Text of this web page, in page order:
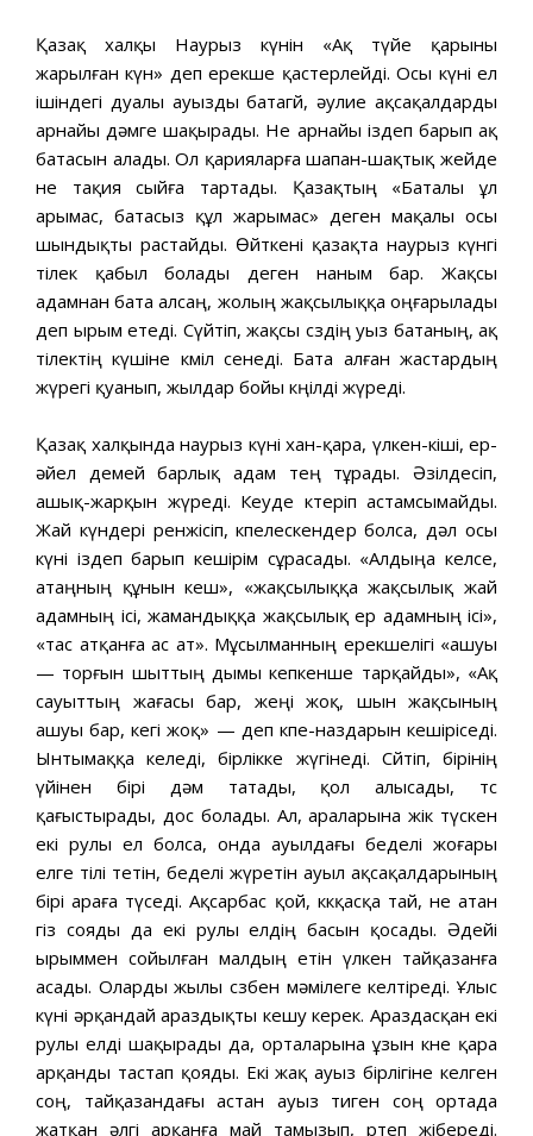
Қазақ халқы Наурыз күнін «Ақ түйе қарыны
жарылған күн» деп ерекше қастерлейді. Осы күні ел
ішіндегі дуалы ауызды батагөй, әулие ақсақалдарды
арнайы дәмге шақырады. Не арнайы іздеп барып ақ
батасын алады. Ол қарияларға шапан-шақтық жейде
не тақия сыйға тартады. Қазақтың «Баталы ұл
арымас, батасыз құл жарымас» деген мақалы осы
шындықты растайды. Өйткені қазақта наурыз күнгі
тілек қабыл болады деген наным бар. Жақсы
адамнан бата алсаң, жолың жақсылыққа оңғарылады
деп ырым етеді. Сүйтіп, жақсы сөздің уыз батаның, ақ
тілектің күшіне көміл сенеді. Бата алған жастардың
жүрегі қуанып, жылдар бойы көңілді жүреді.
Қазақ халқында наурыз күні хан-қара, үлкен-кіші, ер-
әйел демей барлық адам тең тұрады. Әзілдесіп,
ашық-жарқын жүреді. Кеуде көтеріп астамсымайды.
Жай күндері ренжісіп, өкпелескендер болса, дәл осы
күні іздеп барып кешірім сұрасады. «Алдыңа келсе,
атаңның құнын кеш», «жақсылыққа жақсылық жай
адамның ісі, жамандыққа жақсылық ер адамның ісі»,
«тас атқанға ас ат». Мұсылманның ерекшелігі «ашуы
— торғын шыттың дымы кепкенше тарқайды», «Ақ
сауыттың жағасы бар, жеңі жоқ, шын жақсының
ашуы бар, кегі жоқ» — деп өкпе-наздарын кешіріседі.
Ынтымаққа келеді, бірлікке жүгінеді. Сөйтіп, бірінің
үйінен бірі дәм татады, қол алысады, төс
қағыстырады, дос болады. Ал, араларына жік түскен
екі рулы ел болса, онда ауылдағы беделі жоғары
елге тілі өтетін, беделі жүретін ауыл ақсақалдарының
бірі араға түседі. Ақсарбас қой, көкқасқа тай, не атан
өгіз сояды да екі рулы елдің басын қосады. Әдейі
ырыммен сойылған малдың етін үлкен тайқазанға
асады. Оларды жылы сөзбен мәмілеге келтіреді. Ұлыс
күні әрқандай араздықты кешу керек. Араздасқан екі
рулы елді шақырады да, орталарына ұзын көне қара
арқанды тастап қояды. Екі жақ ауыз бірлігіне келген
соң, тайқазандағы астан ауыз тиген соң ортада
жатқан әлгі арқанға май тамызып, өртеп жібереді.